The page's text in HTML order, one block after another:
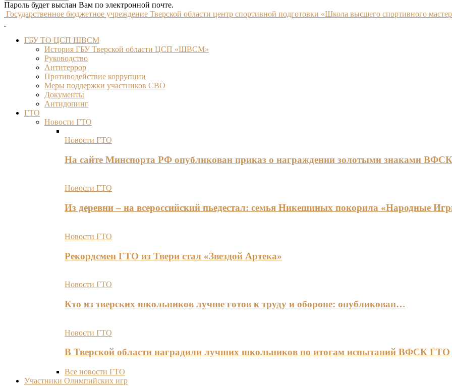
Пароль будет выслан Вам по электронной почте.
Государственное бюджетное учреждение Тверской области центр спортивной подготовки «Школа высшего спортивного
ГБУ ТО ЦСП ШВСМ
История ГБУ Тверской области ЦСП «ШВСМ»
Руководство
Антитеррор
Противодействие коррупции
Меры поддержки участников СВО
Документы
Антидопинг
ГТО
Новости ГТО
Новости ГТО
На сайте Минспорта РФ опубликован приказ о награждении золотыми знаками
Новости ГТО
Из деревни – на всероссийский пьедестал: семья Никешиных покорила «Народные
Новости ГТО
Рекордсмен ГТО из Твери стал «Звездой Артека»
Новости ГТО
Кто из тверских школьников лучше готов к труду и обороне: опубликован…
Новости ГТО
В Тверской области наградили лучших школьников по итогам испытаний ВФСК ГТО
Все новости ГТО
Участники Олимпийских игр